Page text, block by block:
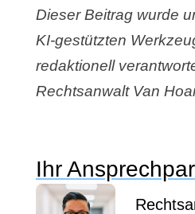
Dieser Beitrag wurde
KI-gestützten
redaktionell
Rechtsanwalt Van
Ihr